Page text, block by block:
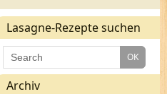
Lasagne-Rezepte suchen
Archiv